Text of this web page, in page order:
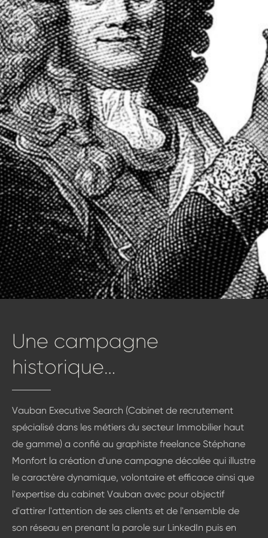
Une campagne
historique…
Vauban Executive Search (Cabinet de recrutement
spécialisé dans les métiers du secteur Immobilier haut
de gamme) a confié au graphiste freelance Stéphane
Monfort la création d'une campagne décalée qui illustre
le caractère dynamique, volontaire et efficace ainsi que
l'expertise du cabinet Vauban avec pour objectif
d'attirer l'attention de ses clients et de l'ensemble de
son réseau en prenant la parole sur LinkedIn puis en